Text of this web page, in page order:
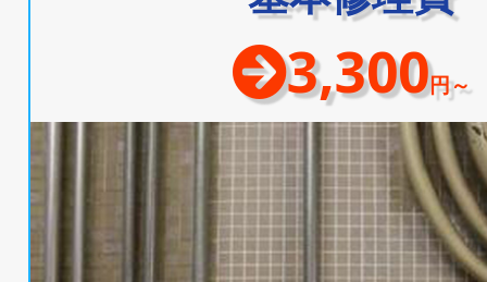
3,300円～